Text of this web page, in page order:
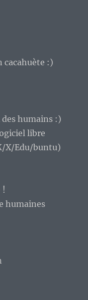
cacahuète :)
humains :)
libre
X/Edu/buntu)
!
humaines